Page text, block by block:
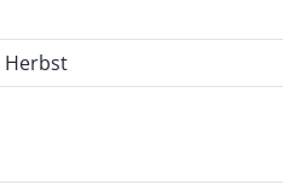
Herbst